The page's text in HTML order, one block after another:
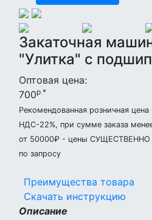
Закаточная
"Улитка" с
Оптовая цена:
700р *
Рекомендованная розничная
НДС-22%, при сумме заказа
от 50000₽ - цены СУЩЕСТВЕННО
по запросу
Преимущества товара
Скачать инструкцию
Описание